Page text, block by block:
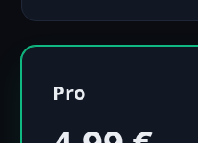
Pro